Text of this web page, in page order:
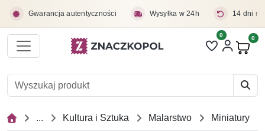
Gwarancja autentyczności Wysyłka w 24h 14 dni
Liczba pozycji
0 0
... Kultura i Sztuka Malarstwo Miniatury